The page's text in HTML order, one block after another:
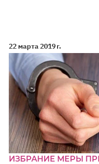
22 марта 2019 г.
ИЗБРАНИЕ МЕРЫ